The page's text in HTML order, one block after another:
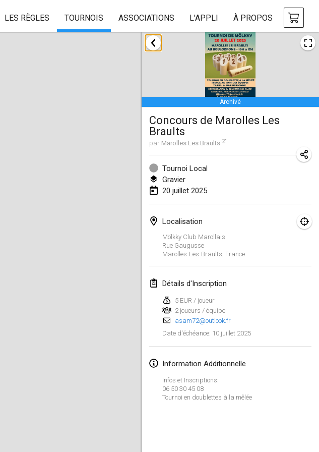
LES RÈGLES TOURNOIS ASSOCIATIONS L'APPLI À PROPOS
Archivé
Concours de Marolles Les
Braults
par Marolles Les Braults
Tournoi Local
Gravier
20 juillet 2025
Localisation
Mölkky Club Marollais
Rue Gaugusse
Marolles-Les-Braults France
Détails d'Inscription
5 EUR / joueur
2 joueurs / équipe
asam72@outlook.fr
Date d'échéance: 10 juillet 2025
Information Additionnelle
Infos et Inscriptions:
06 50 30 45 08
Tournoi en doublettes à la mêlée
janvier 2025
Tournoi Mixte ASPTTOM
18 janv. 2025|France
Indoor Polish Open 2025 - Singles
18 janv. 2025 |Pologne
Tournoi de St Max
19 janv. 2025|France
19 janv. 2025
25 janv. 2025
février 2025
7 févr. 2025| États-Unis
Open des vendanges tardives
8 févr. 2025|France
15 févr. 2025|France
15 févr. 2025|Finlande